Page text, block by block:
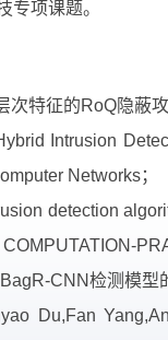
专项课题。
特征的RoQ隐蔽
Intrusion
Networks；
detection
CNN检测模型
Du,Fan